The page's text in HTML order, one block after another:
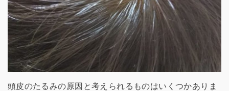
頭皮のたるみの原因と考えられるものはいくつかありま